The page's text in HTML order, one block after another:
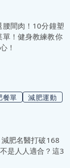
腰間肉！10分鐘塑
！健身教練教你
！
餐單
減肥運動
減肥名醫打破168
是人人適合？這3